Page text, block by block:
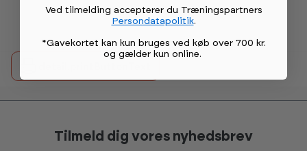
Tilmeld dig vores nyhedsbrev
Ved tilmelding accepterer du Træningspartners
Persondatapolitik.
*Gavekortet kan kun bruges ved køb over 700 kr.
og gælder kun online.